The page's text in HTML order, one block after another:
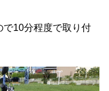
で10分程度で取り付